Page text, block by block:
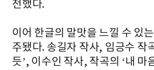
전했다.
이어 한글의 말맛을 느낄 수 있
주됐다. 송길자 작사, 임긍수 작
듯’, 이수인 작사, 작곡의 ‘내 마